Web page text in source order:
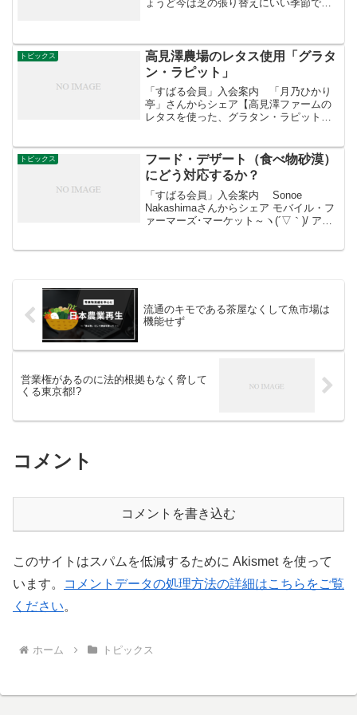
ょうど今は芝の張り替えにいい季節で
が、日本で使われるのは主に暖地...
トピックス
高見澤農場のレタス使用「グラタ
ン・ラピット」
「すばる会員」入会案内 「月乃ひかり
亭」さんからシェア【高見澤ファームの
レタスを使った、グラタン・ラピット】
る甘さを醸し出します。 これが「グラタ
ン・ラビット」
トピックス
フード・デザート（食べ物砂漠）
にどう対応するか？
「すばる会員」入会案内 Sonoe
Nakashimaさんからシェア モバイル・フ
ァーマーズ･マーケット～ヽ(´▽｀)/ アメ
流通のキモである茶屋なくして魚市場は
機能せず
営業権があるのに法的根拠もなく脅して
くる東京都!?
コメント
コメントを書き込む
このサイトはスパムを低減するために Akismet を使って
います。
コメントデータの処理方法の詳細はこちらをご覧
ください。
ホーム トピックス